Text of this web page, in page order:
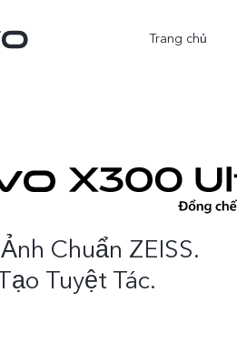
Trang chủ
Chuẩn ZEISS.
Tuyệt Tác.